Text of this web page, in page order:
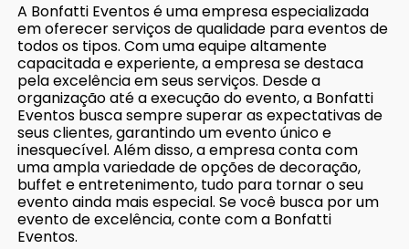
A Bonfatti Eventos é uma empresa especializada
em oferecer serviços de qualidade para eventos de
todos os tipos. Com uma equipe altamente
capacitada e experiente, a empresa se destaca
pela excelência em seus serviços. Desde a
organização até a execução do evento, a Bonfatti
Eventos busca sempre superar as expectativas de
seus clientes, garantindo um evento único e
inesquecível. Além disso, a empresa conta com
uma ampla variedade de opções de decoração,
buffet e entretenimento, tudo para tornar o seu
evento ainda mais especial. Se você busca por um
evento de excelência, conte com a Bonfatti
Eventos.